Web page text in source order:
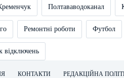
Полтававодоканал
Ремонтні роботи Футбол
відключень
КОНТАКТИ РЕДАКЦІЙНА